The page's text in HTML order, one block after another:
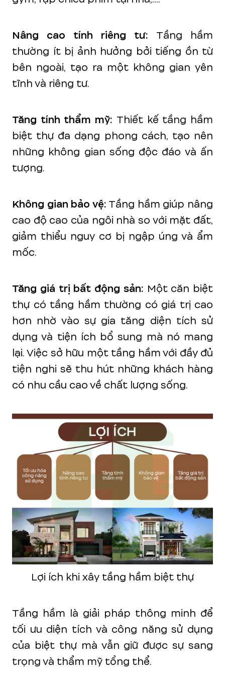
Nâng cao tính riêng tư: Tầng hầm
thường ít bị ảnh hưởng bởi tiếng ồn từ
bên ngoài, tạo ra một không gian yên
tĩnh và riêng tư.
Tăng tính thẩm mỹ: Thiết kế tầng hầm
biệt thự đa dạng phong cách, tạo nên
những không gian sống độc đáo và ấn
tượng.
Không gian bảo vệ: Tầng hầm giúp nâng
cao độ cao của ngôi nhà so với mặt đất,
giảm thiểu nguy cơ bị ngập úng và ẩm
mốc.
Tăng giá trị bất động sản: Một căn biệt
thự có tầng hầm thường có giá trị cao
hơn nhờ vào sự gia tăng diện tích sử
dụng và tiện ích bổ sung mà nó mang
lại. Việc sở hữu một tầng hầm với đầy đủ
tiện nghi sẽ thu hút những khách hàng
có nhu cầu cao về chất lượng sống.
Lợi ích khi xây tầng hầm biệt thự
Tầng hầm là giải pháp thông minh để
tối ưu diện tích và công năng sử dụng
của biệt thự mà vẫn giữ được sự sang
trọng và thẩm mỹ tổng thể.